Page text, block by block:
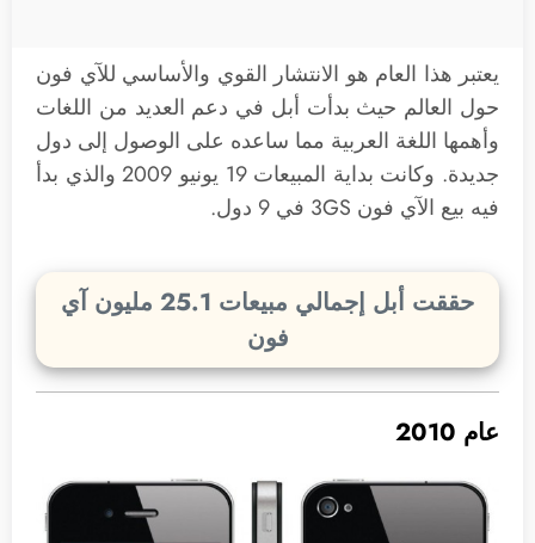
يعتبر هذا العام هو الانتشار القوي والأساسي للآي فون
حول العالم حيث بدأت أبل في دعم العديد من اللغات
وأهمها اللغة العربية مما ساعده على الوصول إلى دول
جديدة. وكانت بداية المبيعات 19 يونيو 2009 والذي بدأ
فيه بيع الآي فون 3GS في 9 دول.
حققت أبل إجمالي مبيعات 25.1 مليون آي
فون
عام 2010